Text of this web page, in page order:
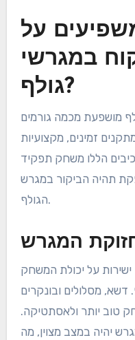
על
במגרשי
גולף?
מושפעת מכמה גורמים
זמינים, מקצועיות
הללו משחק תפקיד
תהיה הביקור במגרש
הגולף.
המגרש
על יכולת המשחק
דשא, מסלולים ובונקרים
טוב יותר ולאסתטיקה.
יהיה במצב מצוין, מה